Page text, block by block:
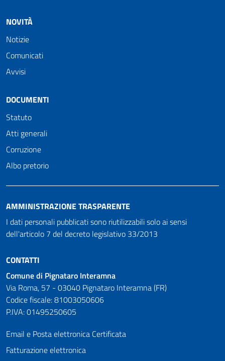
NOVITÀ
Notizie
Comunicati
Avvisi
DOCUMENTI
Statuto
Atti generali
Corruzione
Albo pretorio
AMMINISTRAZIONE TRASPARENTE
I dati personali pubblicati sono riutilizzabili solo ai sensi
dell'articolo 7 del decreto legislativo 33/2013
CONTATTI
Comune di Pignataro Interamna
Via Roma, 57 - 03040 Pignataro Interamna (FR)
Codice fiscale: 81003050606
P.IVA: 01495250605
Email e Posta elettronica Certificata
Fatturazione elettronica